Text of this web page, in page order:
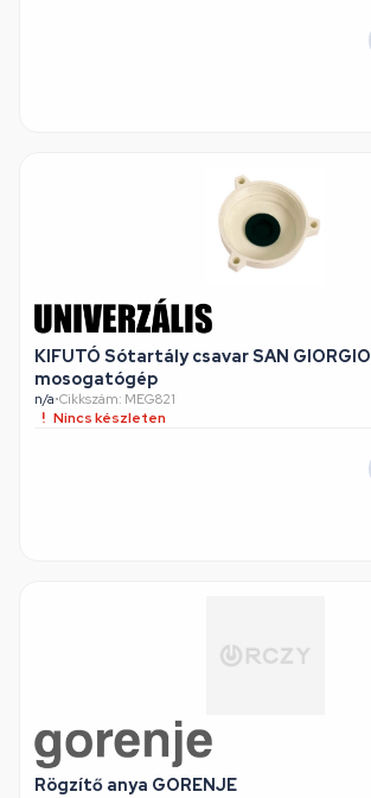
KIFUTÓ Sótartály csavar SAN GIORGIO
mosogatógép
n/a•Cikkszám: MEG821
Nincs készleten
Rögzítő anya GORENJE